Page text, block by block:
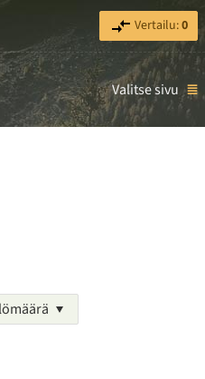
Vertailu:0
Valitse sivu